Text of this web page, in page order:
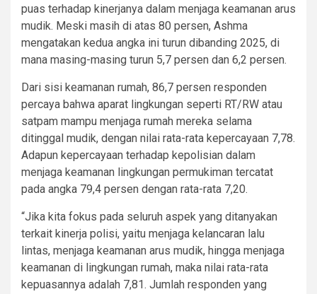
puas terhadap kinerjanya dalam menjaga keamanan arus
mudik. Meski masih di atas 80 persen, Ashma
mengatakan kedua angka ini turun dibanding 2025, di
mana masing-masing turun 5,7 persen dan 6,2 persen.
Dari sisi keamanan rumah, 86,7 persen responden
percaya bahwa aparat lingkungan seperti RT/RW atau
satpam mampu menjaga rumah mereka selama
ditinggal mudik, dengan nilai rata-rata kepercayaan 7,78.
Adapun kepercayaan terhadap kepolisian dalam
menjaga keamanan lingkungan permukiman tercatat
pada angka 79,4 persen dengan rata-rata 7,20.
“Jika kita fokus pada seluruh aspek yang ditanyakan
terkait kinerja polisi, yaitu menjaga kelancaran lalu
lintas, menjaga keamanan arus mudik, hingga menjaga
keamanan di lingkungan rumah, maka nilai rata-rata
kepuasannya adalah 7,81. Jumlah responden yang